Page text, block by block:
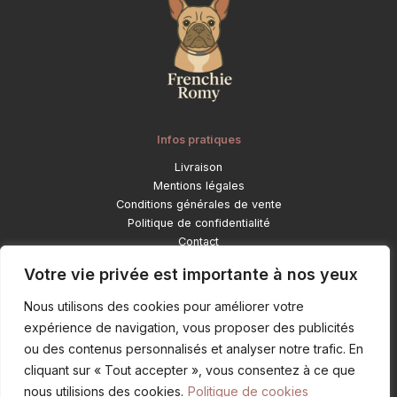
Votre vie privée est importante à nos yeux
Nous utilisons des cookies pour améliorer votre
expérience de navigation, vous proposer des publicités
ou des contenus personnalisés et analyser notre trafic. En
cliquant sur « Tout accepter », vous consentez à ce que
nous utilisions des cookies. Politique de cookies
Infos pratiques
Livraison
Mentions légales
Conditions générales de vente
Politique de confidentialité
Contact
Catégories
Déco et objets lifestyle
Pour ton bouledogue
Mode et accessoires
Objets personnalisés